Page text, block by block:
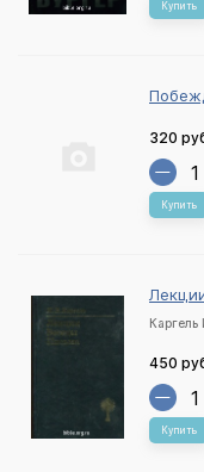
Купить
320
Купить
Каргель
450
Купить